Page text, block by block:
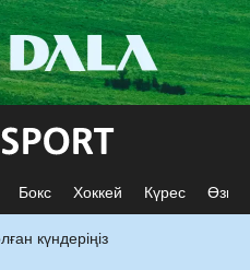
Бокс Хоккей Күрес Өзге
күндеріңіз